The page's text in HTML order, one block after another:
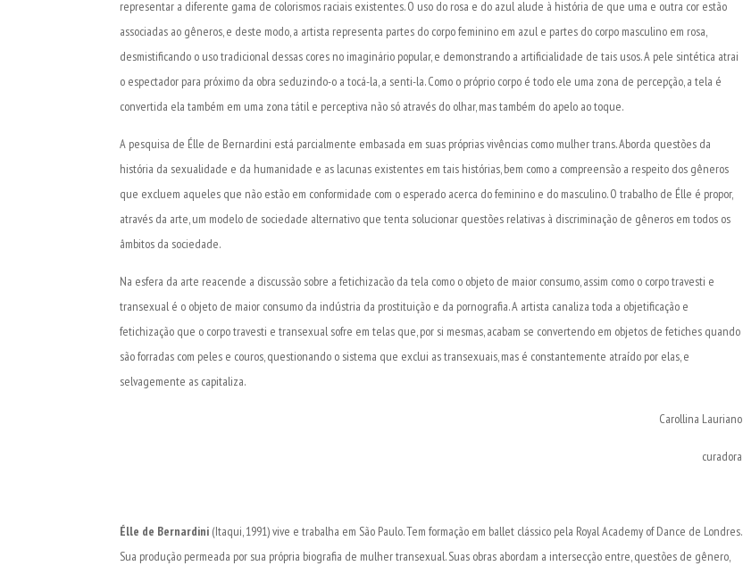
representar a diferente gama de colorismos raciais existentes. O uso do rosa e do azul alude à história de que uma e outra cor estão
associadas ao gêneros, e deste modo, a artista representa partes do corpo feminino em azul e partes do corpo masculino em rosa,
desmistificando o uso tradicional dessas cores no imaginário popular, e demonstrando a artificialidade de tais usos. A pele sintética atrai
o espectador para próximo da obra seduzindo-o a tocá-la, a senti-la. Como o próprio corpo é todo ele uma zona de percepção, a tela é
convertida ela também em uma zona tátil e perceptiva não só através do olhar, mas também do apelo ao toque.
A pesquisa de Élle de Bernardini está parcialmente embasada em suas próprias vivências como mulher trans. Aborda questões da
história da sexualidade e da humanidade e as lacunas existentes em tais histórias, bem como a compreensão a respeito dos gêneros
que excluem aqueles que não estão em conformidade com o esperado acerca do feminino e do masculino. O trabalho de Élle é propor,
através da arte, um modelo de sociedade alternativo que tenta solucionar questões relativas à discriminação de gêneros em todos os
âmbitos da sociedade.
Na esfera da arte reacende a discussão sobre a fetichizacão da tela como o objeto de maior consumo, assim como o corpo travesti e
transexual é o objeto de maior consumo da indústria da prostituição e da pornografia. A artista canaliza toda a objetificação e
fetichização que o corpo travesti e transexual sofre em telas que, por si mesmas, acabam se convertendo em objetos de fetiches quando
são forradas com peles e couros, questionando o sistema que exclui as transexuais, mas é constantemente atraído por elas, e
selvagemente as capitaliza.
Carollina Lauriano
curadora
Élle de Bernardini (Itaqui, 1991) vive e trabalha em São Paulo. Tem formação em ballet clássico pela Royal Academy of Dance de Londres.
Sua produção permeada por sua própria biografia de mulher transexual. Suas obras abordam a intersecção entre, questões de gênero,